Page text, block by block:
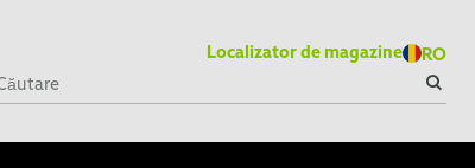
Localizator de magazine RO